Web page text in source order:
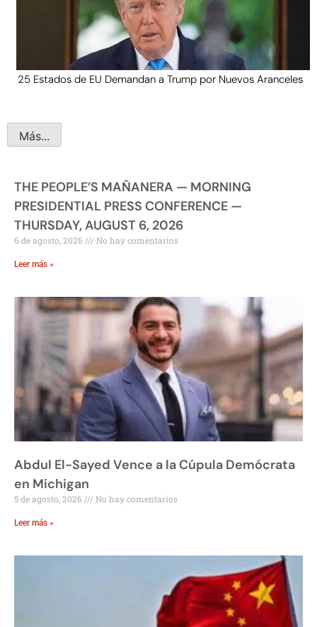
25 Estados de EU Demandan a Trump por Nuevos Aranceles
Más...
THE PEOPLE’S MAÑANERA — MORNING
PRESIDENTIAL PRESS CONFERENCE —
THURSDAY, AUGUST 6, 2026
6 de agosto, 2026 No hay comentarios
Leer más »
Abdul El-Sayed Vence a la Cúpula Demócrata
en Michigan
5 de agosto, 2026 No hay comentarios
Leer más »